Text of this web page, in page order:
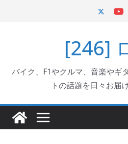
[246]
バイク、F1やクルマ、音楽やギ
トの話題を日々お届